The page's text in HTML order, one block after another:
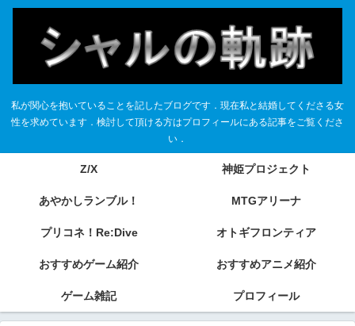
私が関心を抱いていることを記したブログです．現在私と結婚してくださる女
性を求めています．検討して頂ける方はプロフィールにある記事をご覧くださ
い．
Z/X 神姫プロジェクト
あやかしランブル！ MTGアリーナ
プリコネ！Re:Dive オトギフロンティア
おすすめゲーム紹介 おすすめアニメ紹介
ゲーム雑記 プロフィール